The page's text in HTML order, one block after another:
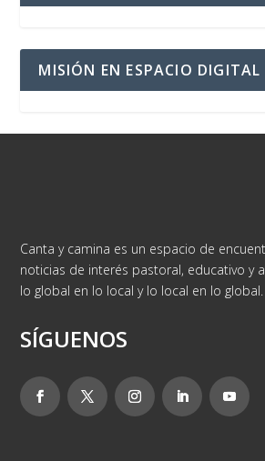
MISIÓN EN ESPACIO DIGITAL
Canta y camina es un espacio de
noticias de interés pastoral, educativo y
lo global en lo local y lo local en lo global.
SÍGUENOS